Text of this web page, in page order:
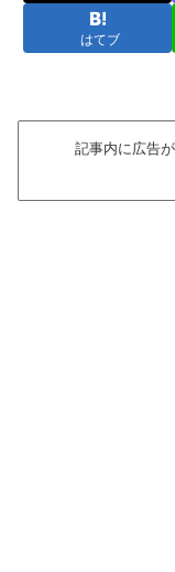
はてブ
記事内に広告